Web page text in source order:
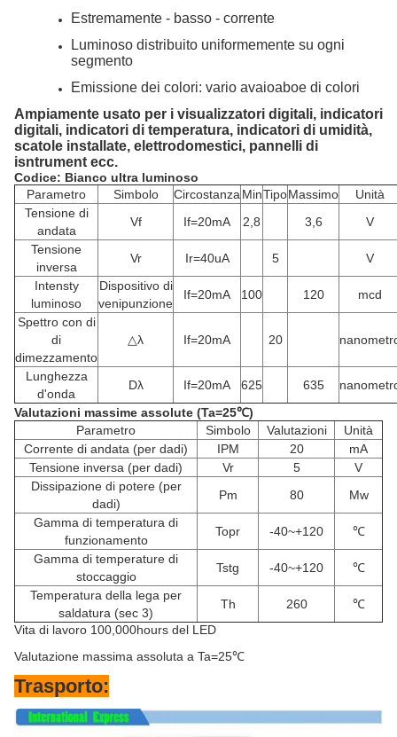
Estremamente - basso - corrente
Luminoso distribuito uniformemente su ogni
segmento
Emissione dei colori: vario avaioaboe di colori
Ampiamente usato per i visualizzatori digitali, indicatori
digitali, indicatori di temperatura, indicatori di umidità,
scatole installate, elettrodomestici, pannelli di
isntrument ecc.
Codice: Bianco ultra luminoso
Parametro
Simbolo Circostanza MinTipoMassimo
Unità
Tensione di
andata
Vf If=20mA 2,8 3,6
V
Tensione
inversa
Vr Ir=40uA 5
V
Intensty
luminoso
Dispositivo di
venipunzione
If=20mA 100 120
mcd
Spettro con di
di
dimezzamento
△λ If=20mA 20
Lunghezza
d'onda
Dλ If=20mA 625 635
Valutazioni massime assolute (Ta=25℃)
Parametro
Simbolo Valutazioni
Unità
Corrente di andata (per dadi)
IPM 20
mA
Tensione inversa (per dadi)
Vr 5
V
Dissipazione di potere (per
dadi)
Pm 80
Mw
Gamma di temperatura di
funzionamento
Topr -40~+120
℃
Gamma di temperature di
stoccaggio
Tstg -40~+120
℃
Temperatura della lega per
saldatura (sec 3)
Th 260
℃
Vita di lavoro 100,000hours del LED
Valutazione massima assoluta a Ta=25℃
Trasporto: